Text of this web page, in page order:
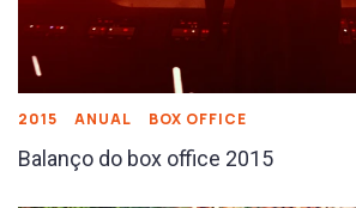
2015 ANUAL BOX OFFICE
Balanço do box office 2015